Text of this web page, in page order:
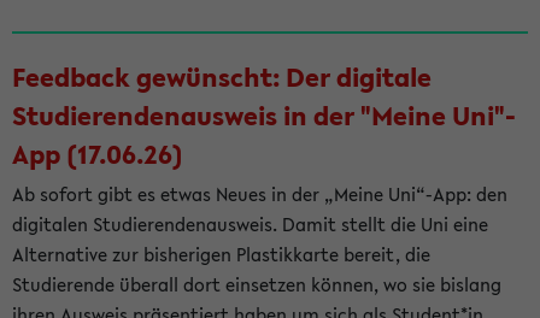
Feedback gewünscht: Der digitale
Studierendenausweis in der "Meine Uni"-
App (17.06.26)
Ab sofort gibt es etwas Neues in der „Meine Uni“-App: den
digitalen Studierendenausweis. Damit stellt die Uni eine
Alternative zur bisherigen Plastikkarte bereit, die
Studierende überall dort einsetzen können, wo sie bislang